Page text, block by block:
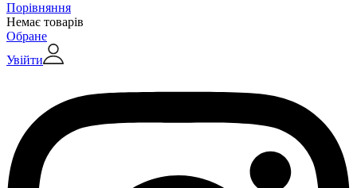
Порівняння
Немає товарів
Обране
Увійти